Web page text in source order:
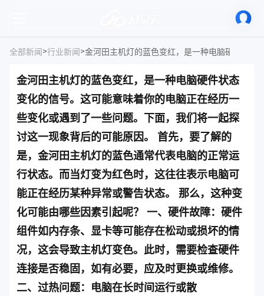
全部新闻>行业新闻>
金河田主机灯的蓝色变红，是一种电脑硬件状态
变化的信号。这可能意味着你的电脑正在经历一
些变化或遇到了一些问题。下面，我们将一起探
讨这一现象背后的可能原因。 首先，要了解的
是，金河田主机灯的蓝色通常代表电脑的正常运
行状态。而当灯变为红色时，这往往表示电脑可
能正在经历某种异常或警告状态。 那么，这种变
化可能由哪些因素引起呢？ 一、硬件故障：硬件
组件如内存条、显卡等可能存在松动或损坏的情
况，这会导致主机灯变色。此时，需要检查硬件
连接是否稳固，如有必要，应及时更换或维修。
二、过热问题：电脑在长时间运行或散